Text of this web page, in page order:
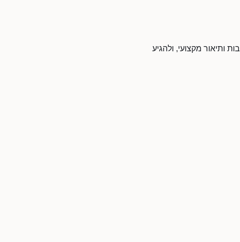
ותיאור מקצועי, ולהגיע